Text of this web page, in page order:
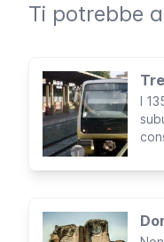
Ti potrebbe
I
e